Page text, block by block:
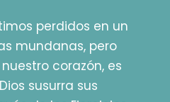
perdidos en un
mundanas, pero
corazón, es
susurra sus